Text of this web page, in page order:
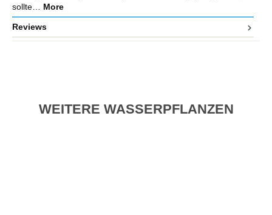
sollte… More
Reviews
WEITERE WASSERPFLANZEN